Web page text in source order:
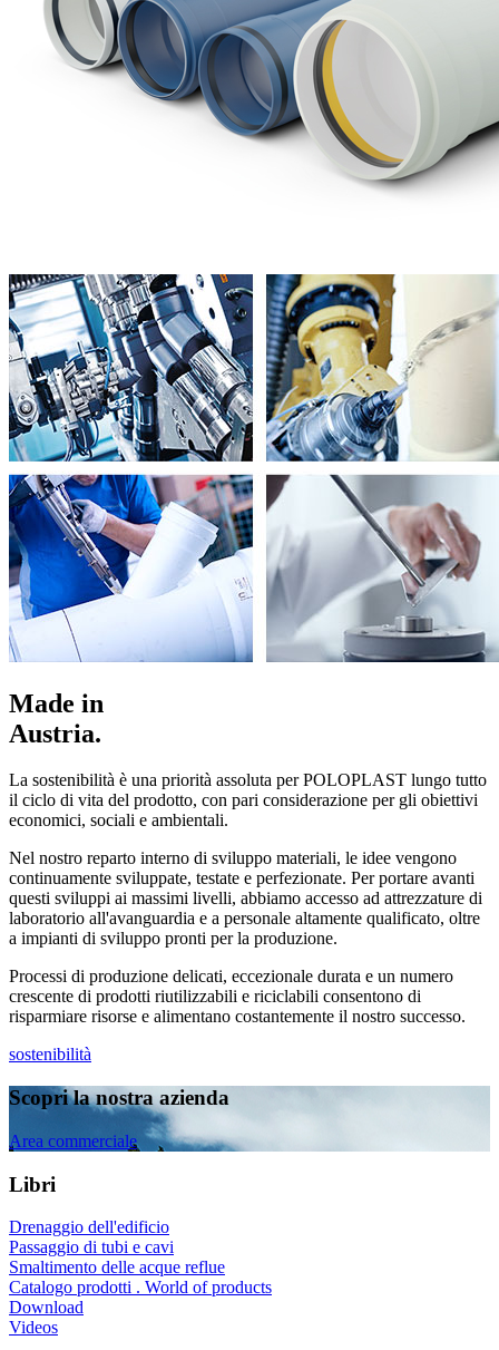
Made in
Austria.
La sostenibilità è una priorità assoluta per POLOPLAST lungo tutto
il ciclo di vita del prodotto, con pari considerazione per gli obiettivi
economici, sociali e ambientali.
Nel nostro reparto interno di sviluppo materiali, le idee vengono
continuamente sviluppate, testate e perfezionate. Per portare avanti
questi sviluppi ai massimi livelli, abbiamo accesso ad attrezzature di
laboratorio all'avanguardia e a personale altamente qualificato, oltre
a impianti di sviluppo pronti per la produzione.
Processi di produzione delicati, eccezionale durata e un numero
crescente di prodotti riutilizzabili e riciclabili consentono di
risparmiare risorse e alimentano costantemente il nostro successo.
sostenibilità
Scopri la nostra azienda
Area commerciale
Libri
Drenaggio dell'edificio
Passaggio di tubi e cavi
Smaltimento delle acque reflue
Catalogo prodotti . World of products
Download
Videos